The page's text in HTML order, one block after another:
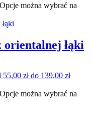
można wybrać na
orientalnej łąki
zł do 139,00 zł
można wybrać na